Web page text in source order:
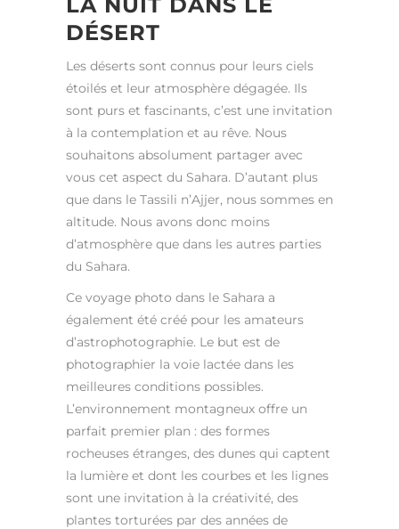
DÉSERT
Les déserts sont connus pour leurs ciels
étoilés et leur atmosphère dégagée. Ils
sont purs et fascinants, c’est une invitation
à la contemplation et au rêve. Nous
souhaitons absolument partager avec
vous cet aspect du Sahara. D’autant plus
que dans le Tassili n’Ajjer, nous sommes en
altitude. Nous avons donc moins
d’atmosphère que dans les autres parties
du Sahara.
Ce voyage photo dans le Sahara a
également été créé pour les amateurs
d’astrophotographie. Le but est de
photographier la voie lactée dans les
meilleures conditions possibles.
L’environnement montagneux offre un
parfait premier plan : des formes
rocheuses étranges, des dunes qui captent
la lumière et dont les courbes et les lignes
sont une invitation à la créativité, des
plantes torturées par des années de